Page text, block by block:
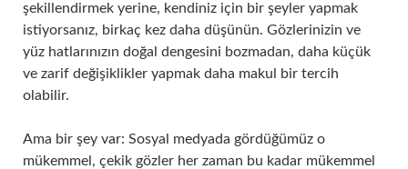
şekillendirmek yerine, kendiniz için bir şeyler yapmak
istiyorsanız, birkaç kez daha düşünün. Gözlerinizin ve
yüz hatlarınızın doğal dengesini bozmadan, daha küçük
ve zarif değişiklikler yapmak daha makul bir tercih
olabilir.
Ama bir şey var: Sosyal medyada gördüğümüz o
mükemmel, çekik gözler her zaman bu kadar mükemmel